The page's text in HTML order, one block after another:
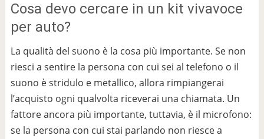
Cosa devo cercare in un kit vivavoce
per auto?
La qualità del suono è la cosa più importante. Se non
riesci a sentire la persona con cui sei al telefono o il
suono è stridulo e metallico, allora rimpiangerai
l’acquisto ogni qualvolta riceverai una chiamata. Un
fattore ancora più importante, tuttavia, è il microfono:
se la persona con cui stai parlando non riesce a